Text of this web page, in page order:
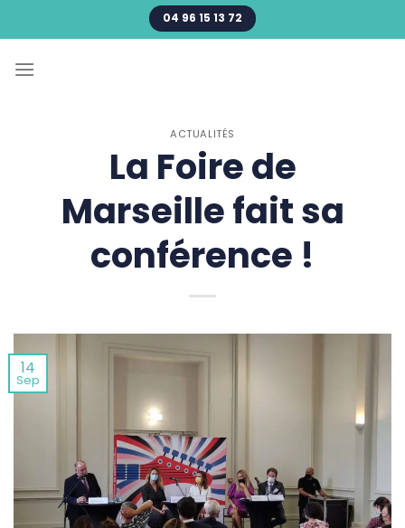
au
04 96 15 13 72
ACTUALITÉS
La Foire de
Marseille fait sa
conférence !
14
Sep